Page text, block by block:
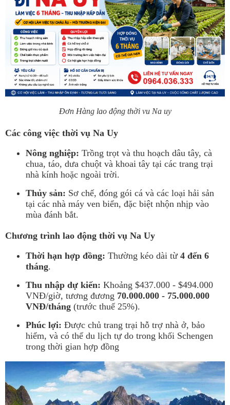
Đơn Hàng lao động thời vu Na uy
Các công việc thời vụ Na Uy
Nông nghiệp: Trồng trọt và thu hoạch dâu tây, cà
chua, táo, dưa chuột và khoai tây tại các trang trại
nhà kính hoặc ngoài trời.
Thủy sản: Sơ chế, đóng gói cá và các loại hải sản
tại các nhà máy ven biển, đặc biệt nhộn nhịp vào
mùa đánh bắt.
Chương trình lao động thời vụ Na Uy
Thời hạn hợp đồng: Thường kéo dài từ 4 đến 6
tháng.
Thu nhập dự kiến: Khoảng $437.000 - $494.000
VNĐ/giờ, tương đương 70.000.000 - 75.000.000
VNĐ/tháng (trước thuế 25%).
Phúc lợi: Được chủ trang trại hỗ trợ nhà ở, bảo
hiểm, và có thể du lịch tự do trong khối Schengen
trong thời gian hợp đồng